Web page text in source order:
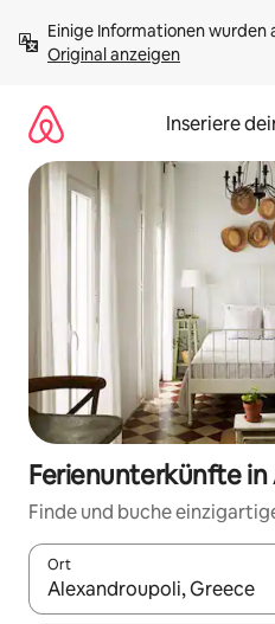
Inhalten
springenOriginal anzeigen
Inseriere
Ferienunterkünfte
Finde und buche
Ort
Wenn Ergebnisse verfügbar